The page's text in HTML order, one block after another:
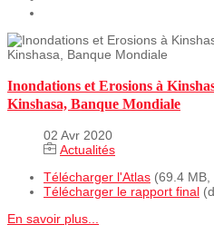
Inondations et Erosions à
Kinshasa, Banque Mondiale
02 Avr 2020
Actualités
Télécharger l'Atlas (69.4 MB,
Télécharger le rapport final
En savoir plus...